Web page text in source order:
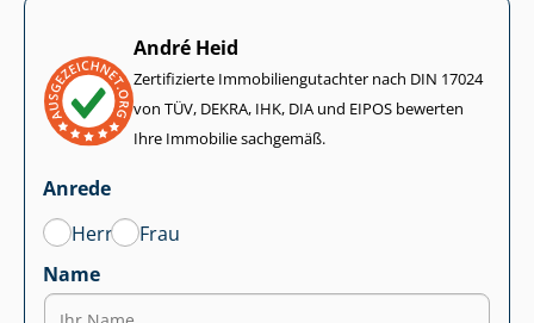
André Heid
Zertifizierte Im­mo­bi­li­en­gut­ach­ter nach DIN 17024
von TÜV, DEKRA, IHK, DIA und EIPOS bewerten
Ihre Immobilie sachgemäß.
Anrede
Herr
Frau
Name